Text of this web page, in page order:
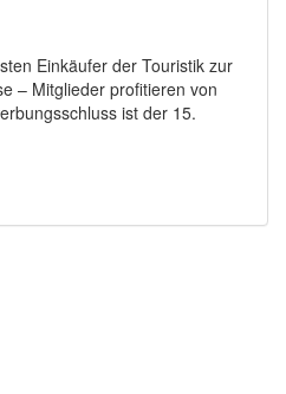
Einkäufer der Touristik zur
– Mitglieder profitieren von
ist der 15.